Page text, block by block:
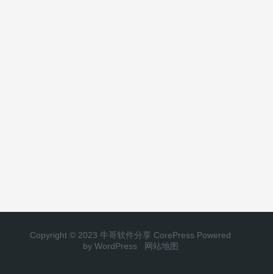
Copyright © 2023 牛哥软件分享 CorePress Powered
by WordPress
网站地图